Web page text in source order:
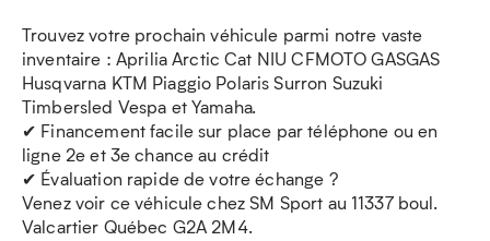
Trouvez votre prochain véhicule parmi notre vaste
inventaire : Aprilia Arctic Cat NIU CFMOTO GASGAS
Husqvarna KTM Piaggio Polaris Surron Suzuki
Timbersled Vespa et Yamaha.
✔ Financement facile sur place par téléphone ou en
ligne 2e et 3e chance au crédit
✔ Évaluation rapide de votre échange ?
Venez voir ce véhicule chez SM Sport au 11337 boul.
Valcartier Québec G2A 2M4.